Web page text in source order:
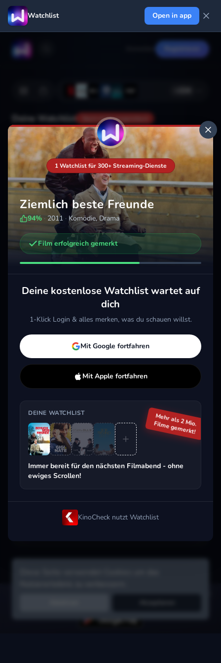
Watchlist Open in app
Deine Watchlist Noch nicht gespeichert
Hinzufügen
Weitere Trailer, die dich interessieren könnten
Stan & Ollie
Merken
Mehr
Creed III: Rocky's Legacy
Merken
Mehr
Ein
Aktuell im Trend
Beliebt beim Streaming
Filme in Sekunden merken, Tipps von
1 Watchlist für 300+ Streaming-Dienste
Ziemlich beste Freunde
94% · 2011 · Komödie, Drama
Film erfolgreich gemerkt
Deine kostenlose Watchlist wartet auf
dich
1-Klick Login & alles merken, was du schauen willst.
Mit Google fortfahren
Mit Apple fortfahren
DEINE WATCHLIST
Immer bereit für den nächsten Filmabend - ohne
ewiges Scrollen!
Mehr als 2 Mio.
Filme gemerkt!
KinoCheck nutzt Watchlist